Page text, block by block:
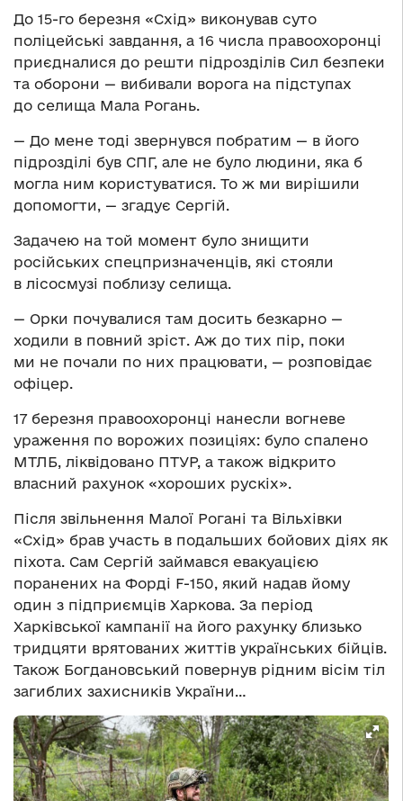
До 15-го березня «Схід» виконував суто
поліцейські завдання, а 16 числа правоохоронці
приєдналися до решти підрозділів Сил безпеки
та оборони — вибивали ворога на підступах
до селища Мала Рогань.
— До мене тоді звернувся побратим — в його
підрозділі був СПГ, але не було людини, яка б
могла ним користуватися. То ж ми вирішили
допомогти, — згадує Сергій.
Задачею на той момент було знищити
російських спецпризначенців, які стояли
в лісосмузі поблизу селища.
— Орки почувалися там досить безкарно —
ходили в повний зріст. Аж до тих пір, поки
ми не почали по них працювати, — розповідає
офіцер.
17 березня правоохоронці нанесли вогневе
ураження по ворожих позиціях: було спалено
МТЛБ, ліквідовано ПТУР, а також відкрито
власний рахунок «хороших рускіх».
Після звільнення Малої Рогані та Вільхівки
«Схід» брав участь в подальших бойових діях як
піхота. Сам Сергій займався евакуацією
поранених на Форді F-150, який надав йому
один з підприємців Харкова. За період
Харківської кампанії на його рахунку близько
тридцяти врятованих життів українських бійців.
Також Богдановський повернув рідним вісім тіл
загиблих захисників України…